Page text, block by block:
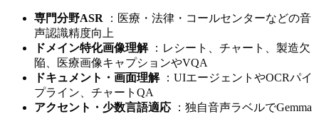
専門分野ASR ：医療・法律・コールセンターなどの音
声認識精度向上
ドメイン特化画像理解：レシート、チャート、製造欠
陥、医療画像キャプションやVQA
ドキュメント・画面理解：UIエージェントやOCRパイ
プライン、チャートQA
アクセント・少数言語適応 ：独自音声ラベルでGemma